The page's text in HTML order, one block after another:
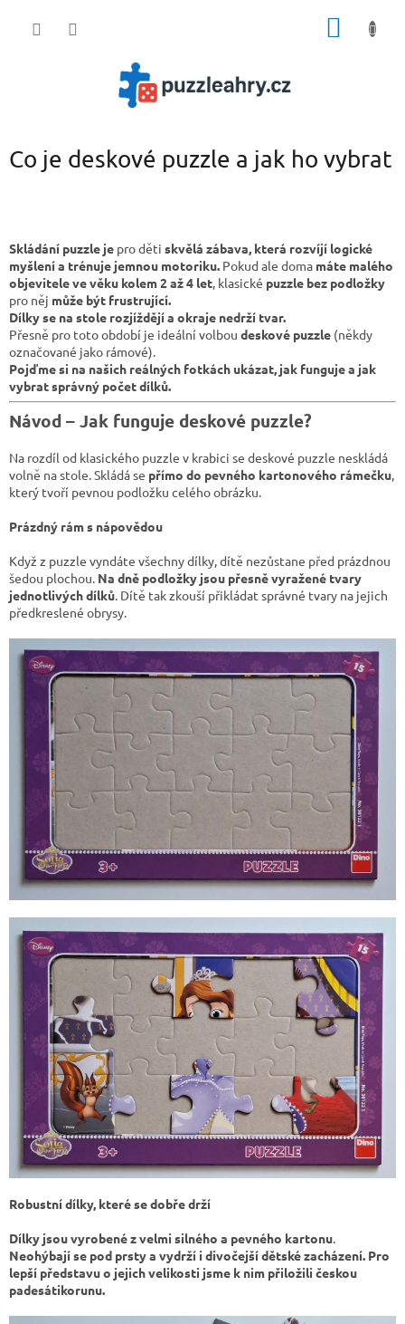
Co je deskové puzzle a jak ho vybrat
Skládání puzzle je pro děti skvělá zábava, která rozvíjí logické
myšlení a trénuje jemnou motoriku. Pokud ale doma máte malého
objevitele ve věku kolem 2 až 4 let, klasické puzzle bez podložky
pro něj může být frustrující.
Dílky se na stole rozjíždějí a okraje nedrží tvar.
Přesně pro toto období je ideální volbou deskové puzzle (někdy
označované jako rámové).
Pojďme si na našich reálných fotkách ukázat, jak funguje a jak
vybrat správný počet dílků.
Návod – Jak funguje deskové puzzle?
Na rozdíl od klasického puzzle v krabici se deskové puzzle neskládá
volně na stole. Skládá se přímo do pevného kartonového rámečku,
který tvoří pevnou podložku celého obrázku.
Prázdný rám s nápovědou
Když z puzzle vyndáte všechny dílky, dítě nezůstane před prázdnou
šedou plochou. Na dně podložky jsou přesně vyražené tvary
jednotlivých dílků. Dítě tak zkouší přikládat správné tvary na jejich
předkreslené obrysy.
Robustní dílky, které se dobře drží
Dílky jsou vyrobené z velmi silného a pevného kartonu.
Neohýbají se pod prsty a vydrží i divočejší dětské zacházení. Pro
lepší představu o jejich velikosti jsme k nim přiložili českou
padesátikorunu.